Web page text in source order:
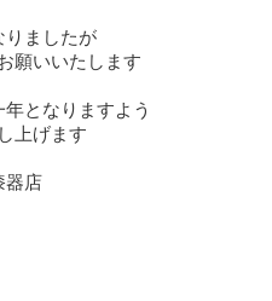
りましたが
願いいたします
となりますよう
上げます
器店